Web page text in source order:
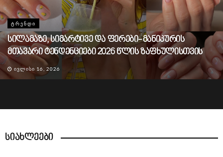
ᲢᲠᲔᲜᲓᲘ
სილამაზე, სიმარტივე და ფერები- მანიკურის
მთავარი ტენდენციები 2026 წლის ზაფხულისთვის
ᲘᲕᲚᲘᲡᲘ 16, 2026
სიახლეები